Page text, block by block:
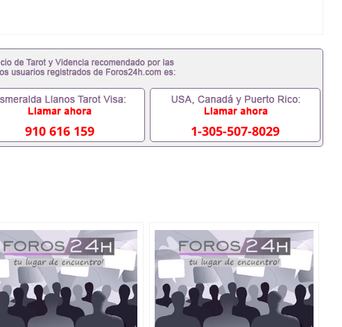
专业，学位，毕业时间都可以根据客户要求安排。 国内找工作
会查吗551190476入职国企/事业单位需要些什么材料
科拿不到毕业证怎么办, 毕业证丢了怎么办, 没有正常毕业怎么办
因为中途辍学、挂科而没有正常毕业551190476您是否因为递交
没正常毕业而导致回国得不到教育部认证在校挂科了不想读了,
作没有文凭怎么办,怎么办理本科/研究生文凭551190476如何办
靠吗551190476哪里可以买国外文凭551190476国外本科毕业
工作吗551190476怎么办理 外假毕业证551190476哪里可以制作
业证551190476留学生在哪里可以买假毕业证551190476哪里可
假毕业证能查出来吗551190476假文凭网上能查到吗
微信551190476国外留学文凭认证QQ微信551190476国外文凭
吗QQ微信551190476德国留学回国证明QQ微信551190476爱尔
文凭办理QQ微信551190476 网上买文凭可靠吗QQ微信
国外本科毕业证怎么办理QQ微信551190476国外大学文凭真
作QQ微信551190476国外大学有毕业证QQ微信551190476办理国
询QQ微信551190476办理国外文凭要交定金吗QQ微信
网上购买真文凭可信吗QQ微信551190476学士学位证书查询
微信551190476如何办理学历认证QQ微信551190476海外文凭
学（San Jose State University, 又译为“圣荷西州立大学”）成立于
910 616 159 1-305-507-8029